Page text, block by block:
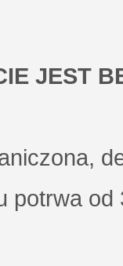
JEST
potrwa